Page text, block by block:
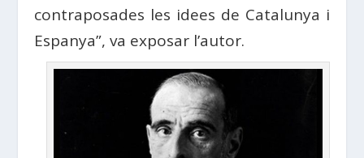
contraposades les idees de Catalunya i
Espanya”, va exposar l’autor.